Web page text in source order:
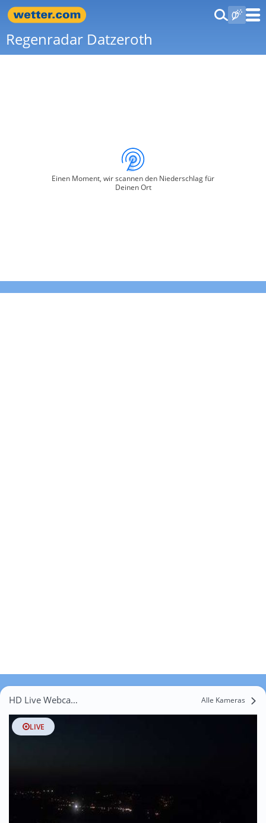
Regenradar Datzeroth
Einen Moment, wir scannen den Niederschlag für
Deinen Ort
HD Live Webcams Datzeroth Alle Kameras
LIVE